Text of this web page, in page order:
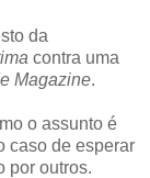
da
contra uma
Magazine.
o assunto é
caso de esperar
por outros.